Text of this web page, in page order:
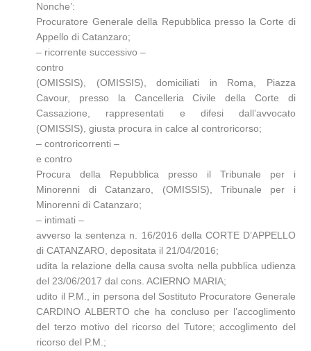
Nonche’:
Procuratore Generale della Repubblica presso la Corte di
Appello di Catanzaro;
– ricorrente successivo –
contro
(OMISSIS), (OMISSIS), domiciliati in Roma, Piazza
Cavour, presso la Cancelleria Civile della Corte di
Cassazione, rappresentati e difesi dall’avvocato
(OMISSIS), giusta procura in calce al controricorso;
– controricorrenti –
e contro
Procura della Repubblica presso il Tribunale per i
Minorenni di Catanzaro, (OMISSIS), Tribunale per i
Minorenni di Catanzaro;
– intimati –
avverso la sentenza n. 16/2016 della CORTE D’APPELLO
di CATANZARO, depositata il 21/04/2016;
udita la relazione della causa svolta nella pubblica udienza
del 23/06/2017 dal cons. ACIERNO MARIA;
udito il P.M., in persona del Sostituto Procuratore Generale
CARDINO ALBERTO che ha concluso per l’accoglimento
del terzo motivo del ricorso del Tutore; accoglimento del
ricorso del P.M.;